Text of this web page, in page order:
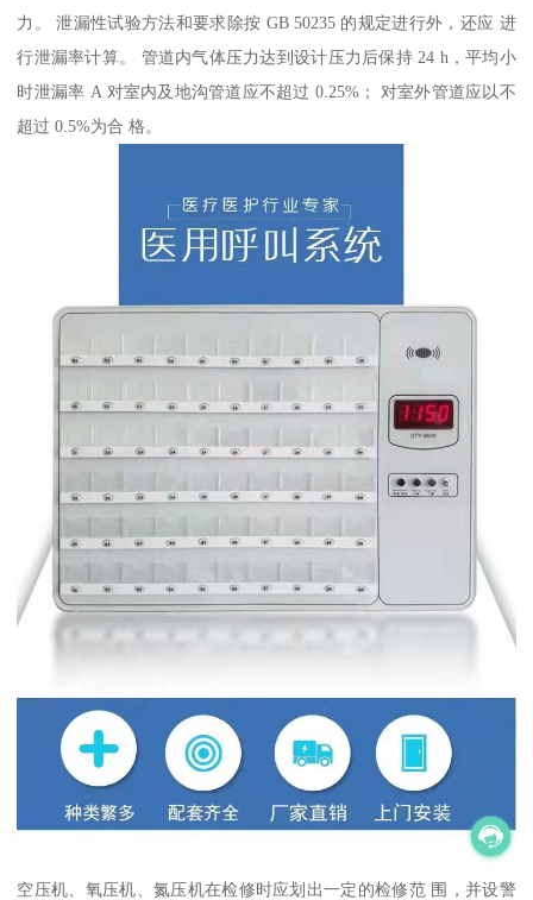
力。 泄漏性试验方法和要求除按 GB 50235 的规定进行外，还应 进
行泄漏率计算。 管道内气体压力达到设计压力后保持 24 h，平均小
时泄漏率 A 对室内及地沟管道应不超过 0.25%； 对室外管道应以不
超过 0.5%为合 格。
空压机、氧压机、氮压机在检修时应划出一定的检修范 围，并设警